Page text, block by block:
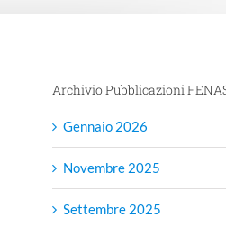
Archivio Pubblicazioni
Gennaio 2026
Novembre 2025
Settembre 2025